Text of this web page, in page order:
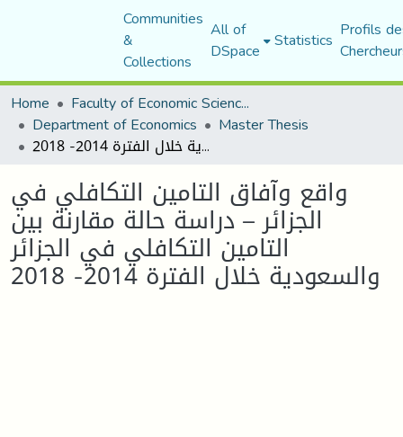
Communities
&
Collections
All of
DSpace Statistics Profils
Home
Faculty of Economic Sciences, Commerce and Management Sciences
Department of Economics Master Thesis
واقع وآفاق التامين التكافلي في الجزائر – دراسة حالة مقارنة بين التامين التكافلي في الجزائر والسعودية خلال الفترة 2014- 2018
واقع وآفاق التامين التكافلي في
الجزائر – دراسة حالة مقارنة بين
التامين التكافلي في الجزائر
والسعودية خلال الفترة 2014- 2018